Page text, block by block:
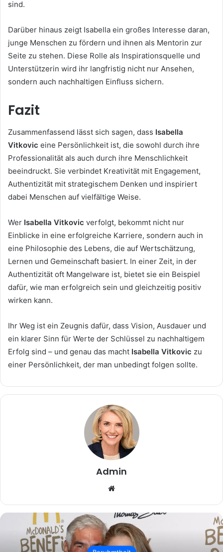
sind.
Darüber hinaus zeigt Isabella ein großes Interesse daran,
junge Menschen zu fördern und ihnen als Mentorin zur
Seite zu stehen. Diese Rolle als Inspirationsquelle und
Unterstützerin wird ihr langfristig nicht nur Ansehen,
sondern auch nachhaltigen Einfluss sichern.
Fazit
Zusammenfassend lässt sich sagen, dass Isabella
Vitkovic eine Persönlichkeit ist, die sowohl durch ihre
Professionalität als auch durch ihre Menschlichkeit
beeindruckt. Sie verbindet Kreativität mit Engagement,
Authentizität mit strategischem Denken und inspiriert
dabei Menschen auf vielfältige Weise.
Wer Isabella Vitkovic verfolgt, bekommt nicht nur
Einblicke in eine erfolgreiche Karriere, sondern auch in
eine Philosophie des Lebens, die auf Wertschätzung,
Lernen und Gemeinschaft basiert. In einer Zeit, in der
Authentizität oft Mangelware ist, bietet sie ein Beispiel
dafür, wie man erfolgreich sein und gleichzeitig positiv
wirken kann.
Ihr Weg ist ein Zeugnis dafür, dass Vision, Ausdauer und
ein klarer Sinn für Werte der Schlüssel zu nachhaltigem
Erfolg sind – und genau das macht Isabella Vitkovic zu
einer Persönlichkeit, der man unbedingt folgen sollte.
Admin
Beruhmtheit